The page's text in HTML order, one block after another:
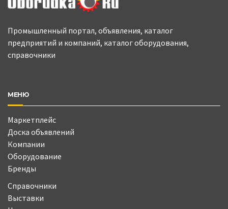
Промышленный портал, объявления, каталог
предприятий и компаний, каталог оборудования,
справочники
МЕНЮ
Маркетплейс
Доска объявлений
Компании
Оборудование
Бренды
Справочники
Выставки